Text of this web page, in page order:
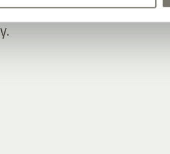
sich auf dieser